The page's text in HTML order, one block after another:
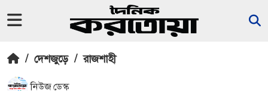
/ দেশজুড়ে / রাজশাহী
নিউজ ডেস্ক